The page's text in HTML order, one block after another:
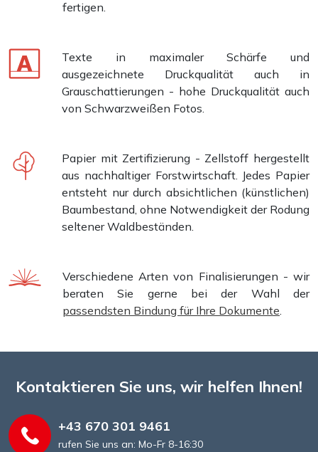
fertigen.
Texte in maximaler Schärfe und
ausgezeichnete Druckqualität auch in
Grauschattierungen - hohe Druckqualität auch
von Schwarzweißen Fotos.
Papier mit Zertifizierung - Zellstoff hergestellt
aus nachhaltiger Forstwirtschaft. Jedes Papier
entsteht nur durch absichtlichen (künstlichen)
Baumbestand, ohne Notwendigkeit der Rodung
seltener Waldbeständen.
Verschiedene Arten von Finalisierungen - wir
beraten Sie gerne bei der Wahl der
passendsten Bindung für Ihre Dokumente
Kontaktieren Sie uns, wir helfen Ihnen!
+43 670 301 9461
rufen Sie uns an: Mo-Fr 8-16:30